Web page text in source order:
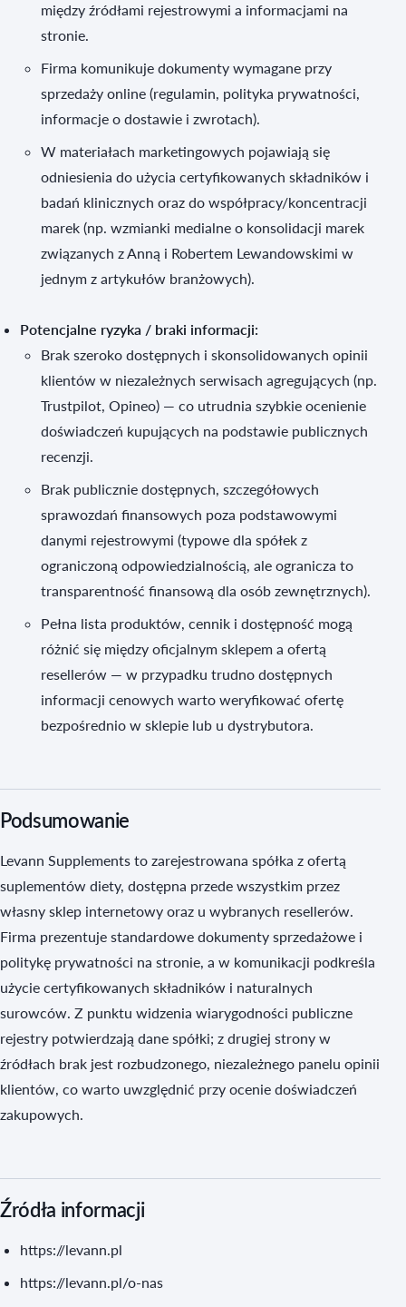
między źródłami rejestrowymi a informacjami na
stronie.
Firma komunikuje dokumenty wymagane przy
sprzedaży online (regulamin, polityka prywatności,
informacje o dostawie i zwrotach).
W materiałach marketingowych pojawiają się
odniesienia do użycia certyfikowanych składników i
badań klinicznych oraz do współpracy/koncentracji
marek (np. wzmianki medialne o konsolidacji marek
związanych z Anną i Robertem Lewandowskimi w
jednym z artykułów branżowych).
Potencjalne ryzyka / braki informacji:
Brak szeroko dostępnych i skonsolidowanych opinii
klientów w niezależnych serwisach agregujących (np.
Trustpilot, Opineo) — co utrudnia szybkie ocenienie
doświadczeń kupujących na podstawie publicznych
recenzji.
Brak publicznie dostępnych, szczegółowych
sprawozdań finansowych poza podstawowymi
danymi rejestrowymi (typowe dla spółek z
ograniczoną odpowiedzialnością, ale ogranicza to
transparentność finansową dla osób zewnętrznych).
Pełna lista produktów, cennik i dostępność mogą
różnić się między oficjalnym sklepem a ofertą
resellerów — w przypadku trudno dostępnych
informacji cenowych warto weryfikować ofertę
bezpośrednio w sklepie lub u dystrybutora.
Podsumowanie
Levann Supplements to zarejestrowana spółka z ofertą
suplementów diety, dostępna przede wszystkim przez
własny sklep internetowy oraz u wybranych resellerów.
Firma prezentuje standardowe dokumenty sprzedażowe i
politykę prywatności na stronie, a w komunikacji podkreśla
użycie certyfikowanych składników i naturalnych
surowców. Z punktu widzenia wiarygodności publiczne
rejestry potwierdzają dane spółki; z drugiej strony w
źródłach brak jest rozbudzonego, niezależnego panelu opinii
klientów, co warto uwzględnić przy ocenie doświadczeń
zakupowych.
Źródła informacji
https://levann.pl
https://levann.pl/o-nas